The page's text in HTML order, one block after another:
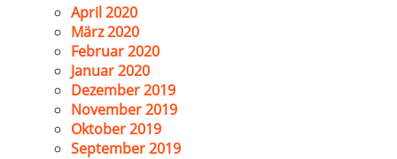
April 2020
März 2020
Februar 2020
Januar 2020
Dezember 2019
November 2019
Oktober 2019
September 2019